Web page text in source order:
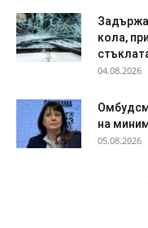
кола,
04.08.2026
на
05.08.2026